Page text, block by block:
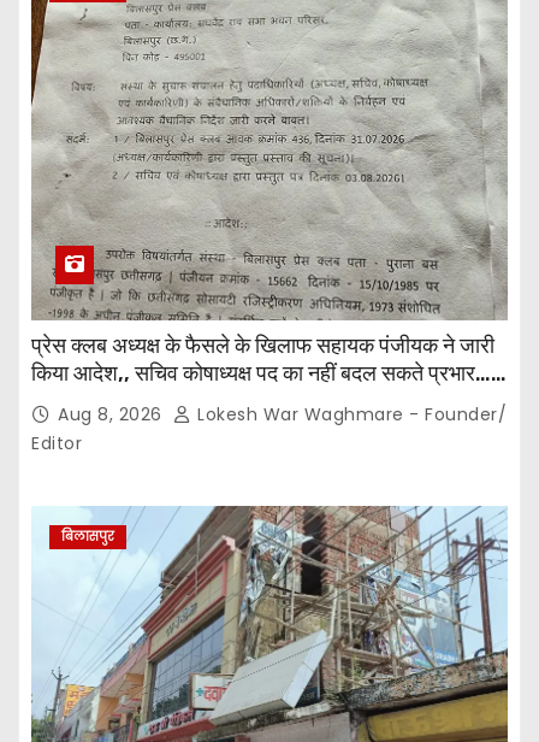
प्रेस क्लब अध्यक्ष के फैसले के खिलाफ सहायक पंजीयक ने जारी
किया आदेश,, सचिव कोषाध्यक्ष पद का नहीं बदल सकते प्रभार…
पदाधिकारियों के बीच विवाद अब प्रशासनिक जांच और नियमों की
कसौटी तक पहुंचा…
Aug 8, 2026
Lokesh War Waghmare - Founder/
Editor
बिलासपुर